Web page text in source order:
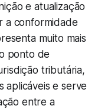
e atualização
a conformidade
muito mais
ponto de
tributária,
aplicáveis e serve
entre a